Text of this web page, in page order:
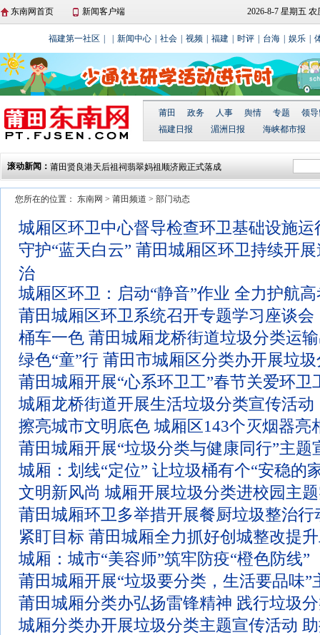
东南网首页 新闻客户端 2026-8-7 星期五
福建第一社区 新闻中心 社会 视频 福建 时评 台海 娱乐
莆田 政务 人事 舆情 专题
领
福建日报
湄洲日报 海峡都市报
滚动新闻：
莆田仙游开展向立功受奖军人家庭集中送喜报活
动
湄洲岛举行庆“三八”国际妇女节湄台交流系列活
动
北岸莆禧古城：爬刀梯闹元宵 散铜钱祈平安
莆田贤良港天后祖祠翡翠妈祖顺济殿正式落成
您所在的位置： 东南网 > 莆田频道 > 部门动态
城厢区环卫中心督导检查环卫基础设施运
守护“蓝天白云” 莆田城厢区环卫持续开
治
城厢区环卫：启动“静音”作业 全力护航高
莆田城厢区环卫系统召开专题学习座谈会
桶车一色 莆田城厢龙桥街道垃圾分类运
绿色“童”行 莆田市城厢区分类办开展垃
莆田城厢开展“心系环卫工”春节关爱环卫
城厢龙桥街道开展生活垃圾分类宣传活动
擦亮城市文明底色 城厢区143个灭烟器亮
莆田城厢开展“垃圾分类与健康同行”主题
城厢：划线“定位” 让垃圾桶有个“安稳的
文明新风尚 城厢开展垃圾分类进校园主
莆田城厢环卫多举措开展餐厨垃圾整治行
紧盯目标 莆田城厢全力抓好创城整改提
城厢：城市“美容师”筑牢防疫“橙色防线”
莆田城厢开展“垃圾要分类，生活要品味”
莆田城厢分类办弘扬雷锋精神 践行垃圾
城厢分类办开展垃圾分类主题宣传活动